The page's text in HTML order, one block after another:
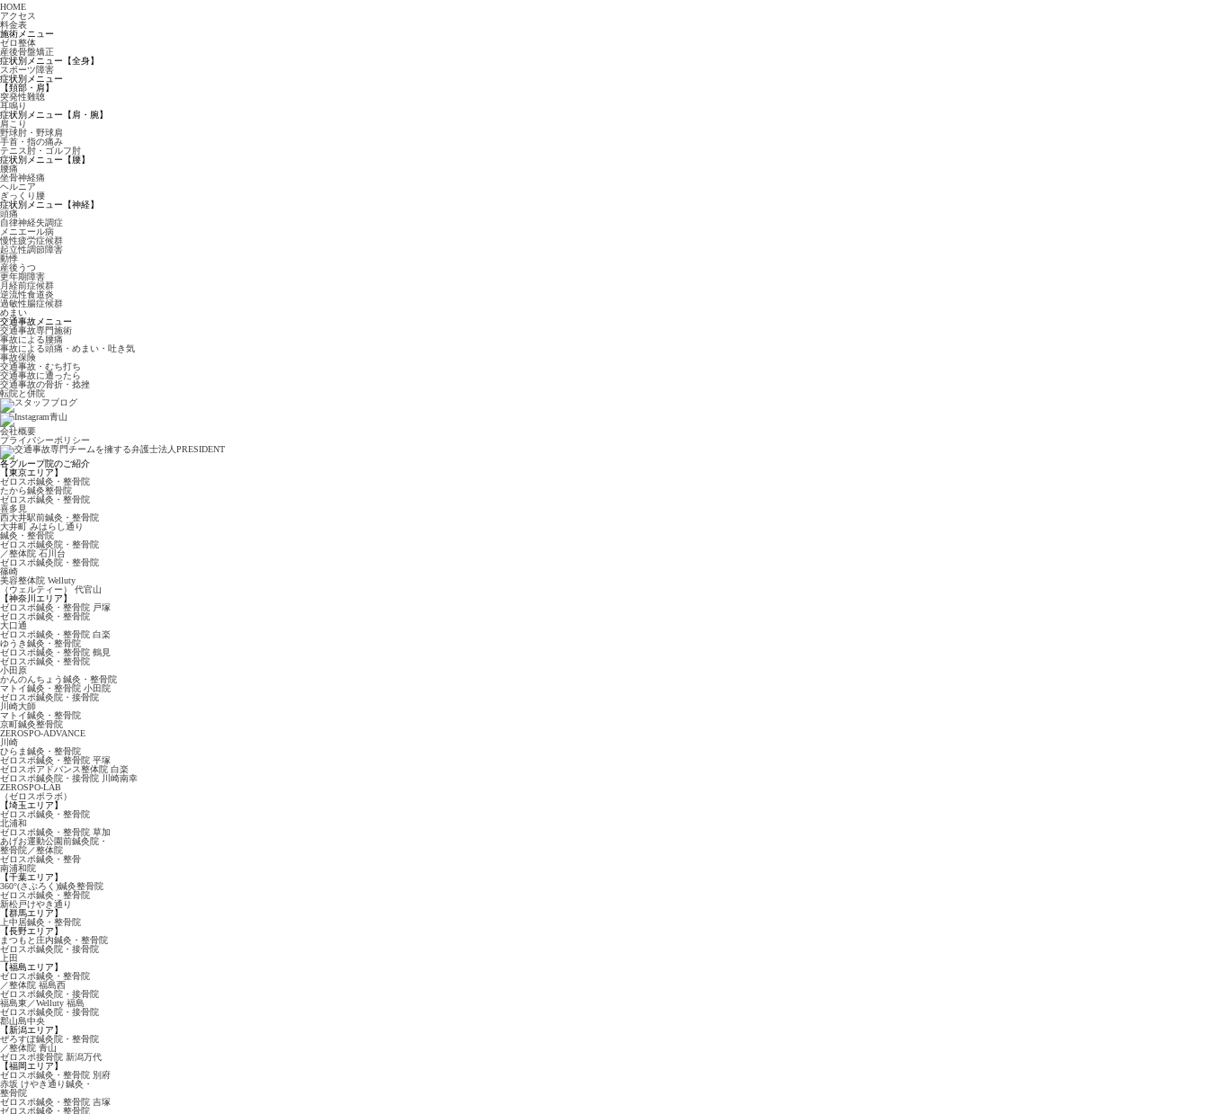
HOME
アクセス
料金表
施術メニュー
ゼロ整体
産後骨盤矯正
症状別メニュー【全身】
スポーツ障害
症状別メニュー
【頚部・肩】
突発性難聴
耳鳴り
症状別メニュー【肩・腕】
肩こり
野球肘・野球肩
手首・指の痛み
テニス肘・ゴルフ肘
症状別メニュー【腰】
腰痛
坐骨神経痛
ヘルニア
ぎっくり腰
症状別メニュー【神経】
頭痛
自律神経失調症
メニエール病
慢性疲労症候群
起立性調節障害
動悸
産後うつ
更年期障害
月経前症候群
逆流性食道炎
過敏性腸症候群
めまい
交通事故メニュー
交通事故専門施術
事故による腰痛
事故による頭痛・めまい・吐き気
事故保険
交通事故・むち打ち
交通事故に遭ったら
交通事故の骨折・捻挫
転院と併院
会社概要
プライバシーポリシー
各グループ院のご紹介
【東京エリア】
ゼロスポ鍼灸・整骨院
たから鍼灸整骨院
ゼロスポ鍼灸・整骨院
喜多見
西大井駅前鍼灸・整骨院
大井町 みはらし通り
鍼灸・整骨院
ゼロスポ鍼灸院・整骨院
／整体院 石川台
ゼロスポ鍼灸院・整骨院
篠崎
美容整体院 Welluty
（ウェルティー） 代官山
【神奈川エリア】
ゼロスポ鍼灸・整骨院 戸塚
ゼロスポ鍼灸・整骨院
大口通
ゼロスポ鍼灸・整骨院 白楽
ゆうき鍼灸・整骨院
ゼロスポ鍼灸・整骨院 鶴見
ゼロスポ鍼灸・整骨院
小田原
かんのんちょう鍼灸・整骨院
マトイ鍼灸・整骨院 小田院
ゼロスポ鍼灸院・接骨院
川崎大師
マトイ鍼灸・整骨院
京町鍼灸整骨院
ZEROSPO-ADVANCE
川崎
ひらま鍼灸・整骨院
ゼロスポ鍼灸・整骨院 平塚
ゼロスポアドバンス整体院 白楽
ゼロスポ鍼灸院・接骨院 川崎南幸
ZEROSPO-LAB
（ゼロスポラボ）
【埼玉エリア】
ゼロスポ鍼灸・整骨院
北浦和
ゼロスポ鍼灸・整骨院 草加
あげお運動公園前鍼灸院・
整骨院／整体院
ゼロスポ鍼灸・整骨
南浦和院
【千葉エリア】
360°(さぶろく)鍼灸整骨院
ゼロスポ鍼灸・整骨院
新松戸けやき通り
【群馬エリア】
上中居鍼灸・整骨院
【長野エリア】
まつもと庄内鍼灸・整骨院
ゼロスポ鍼灸院・接骨院
上田
【福島エリア】
ゼロスポ鍼灸・整骨院
／整体院 福島西
ゼロスポ鍼灸院・接骨院
福島東／Welluty 福島
ゼロスポ鍼灸院・接骨院
郡山島中央
【新潟エリア】
ぜろすぽ鍼灸院・整骨院
／整体院 青山
ゼロスポ接骨院 新潟万代
【福岡エリア】
ゼロスポ鍼灸・整骨院 別府
赤坂 けやき通り鍼灸・
整骨院
ゼロスポ鍼灸・整骨院 吉塚
ゼロスポ鍼灸・整骨院